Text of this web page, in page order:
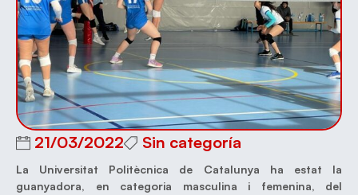
21/03/2022 Sin categoría
La Universitat Politècnica de Catalunya ha estat la
guanyadora, en categoria masculina i femenina, del